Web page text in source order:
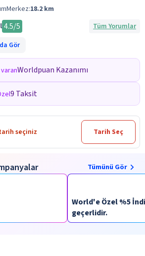
Merkez:18.2 km
4.5/5
Tüm Yorumlar
Gör
Worldpuan Kazanımı
9 Taksit
seçiniz Tarih Seç
Tümünü Gör
World'e Özel %5
geçerlidir.